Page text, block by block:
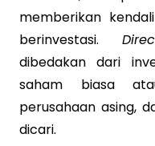
memberikan
berinvestasi.
dibedakan dari
saham biasa
perusahaan asing,
dicari.